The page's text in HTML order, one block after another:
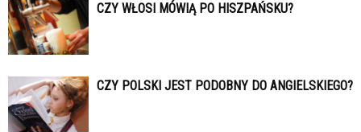
CZY WŁOSI MÓWIĄ PO HISZPAŃSKU?
CZY POLSKI JEST PODOBNY DO ANGIELSKIEGO?